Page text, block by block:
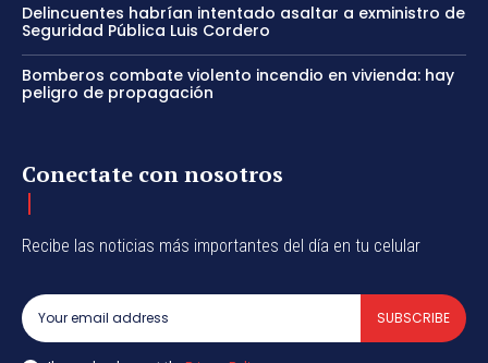
Delincuentes habrían intentado asaltar a exministro de
Seguridad Pública Luis Cordero
Bomberos combate violento incendio en vivienda: hay
peligro de propagación
Conectate con nosotros
Recibe las noticias más importantes del día en tu celular
SUBSCRIBE